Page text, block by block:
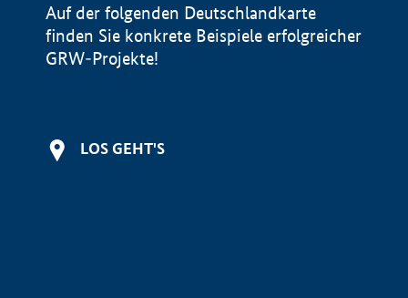
Auf der folgenden Deutschlandkarte
finden Sie konkrete Beispiele erfolgreicher
GRW-Projekte!
LOS GEHT'S